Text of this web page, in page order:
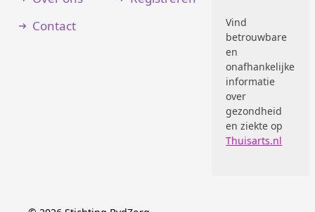
Contact
Vind
betrouwbare
en
onafhankelijke
informatie
over
gezondheid
en ziekte op
Thuisarts.nl